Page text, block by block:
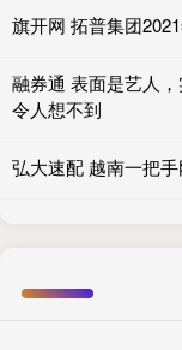
旗开网 拓普集团
融券通 表面是艺人
令人想不到
弘大速配 越南一把